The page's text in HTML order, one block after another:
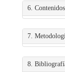
6.
7.
8.